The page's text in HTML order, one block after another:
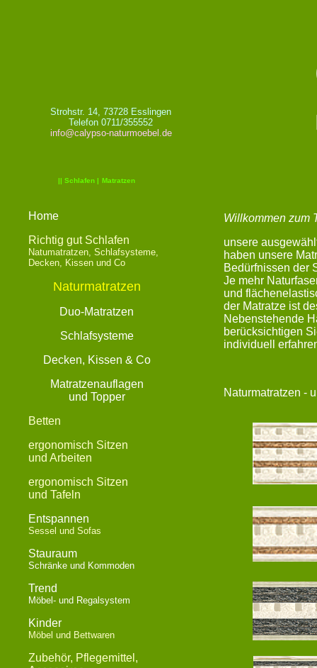
Strohstr. 14, 73728 Esslingen
Telefon 0711/355552
info@calypso-naturmoebel.de
|| Schlafen | Matratzen
Home
Richtig gut Schlafen
Natumatratzen, Schlafsysteme,
Decken, Kissen und Co
Naturmatratzen
Duo-Matratzen
Schlafsysteme
Decken, Kissen & Co
Matratzenauflagen
und Topper
Betten
ergonomisch Sitzen
und Arbeiten
ergonomisch Sitzen
und Tafeln
Entspannen
Sessel und Sofas
Stauraum
Schränke und Kommoden
Trend
Möbel- und Regalsystem
Kinder
Möbel und Bettwaren
Zubehör, Pflegemittel,
Willkommen zum
unsere
haben unsere
Bedürfnissen der
Je mehr
und
der Matratze ist
Nebenstehende
berücksichtigen
individuell
Naturmatratzen -